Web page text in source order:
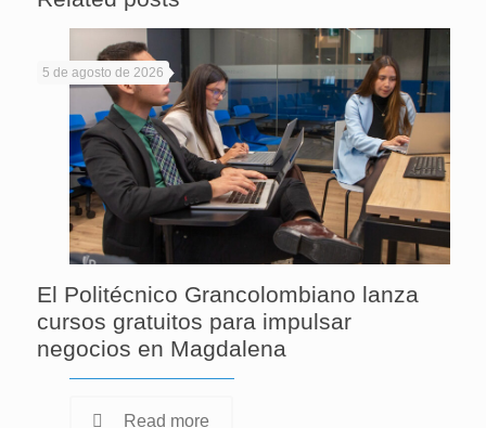
5 de agosto de 2026
El Politécnico Grancolombiano lanza
cursos gratuitos para impulsar
negocios en Magdalena
Read more